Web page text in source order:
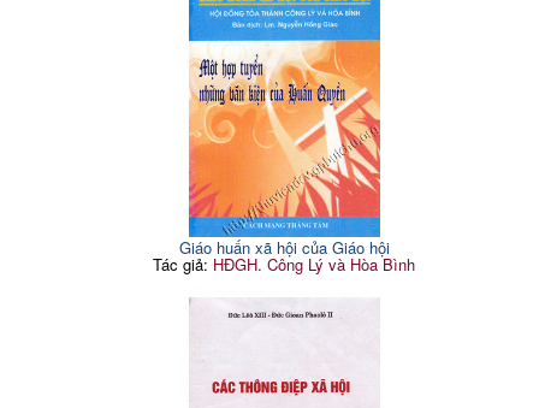
Giáo huấn xã hội của Giáo hội
Tác giả: HĐGH. Công Lý và Hòa Bình